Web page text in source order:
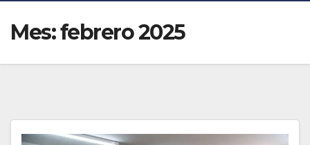
Mes:febrero 2025